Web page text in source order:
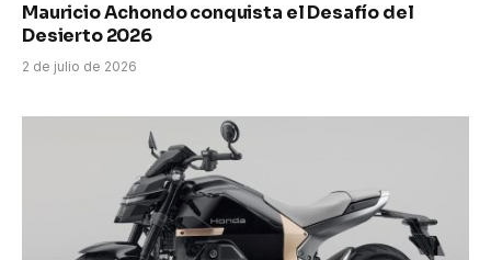
Mauricio Achondo conquista el Desafío del
Desierto 2026
2 de julio de 2026